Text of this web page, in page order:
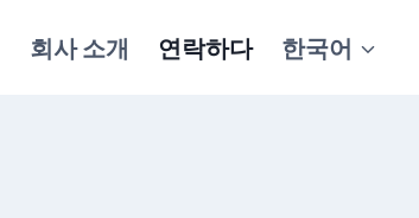
회사 소개 연락하다 한국어